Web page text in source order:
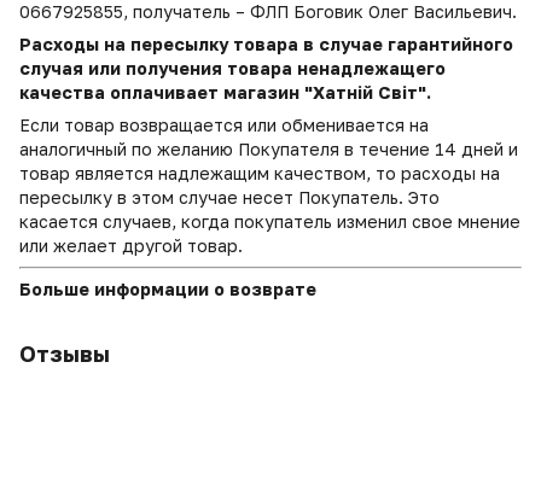
0667925855, получатель – ФЛП Боговик Олег Васильевич.
Расходы на пересылку товара в случае гарантийного
случая или получения товара ненадлежащего
качества оплачивает магазин "Хатній Світ".
Если товар возвращается или обменивается на
аналогичный по желанию Покупателя в течение 14 дней и
товар является надлежащим качеством, то расходы на
пересылку в этом случае несет Покупатель. Это
касается случаев, когда покупатель изменил свое мнение
или желает другой товар.
Больше информации о возврате
Отзывы